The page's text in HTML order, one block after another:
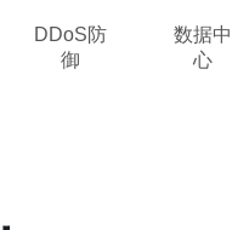
DDoS防
御
数据中
心